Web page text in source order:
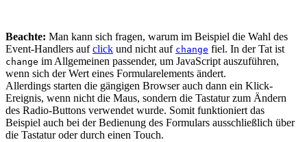
Beachte: Man kann sich fragen, warum im Beispiel die Wahl des
Event-Handlers aufclick und nicht auf change fiel. In der Tat ist
change im Allgemeinen passender, um JavaScript auszuführen,
wenn sich der Wert eines Formularelements ändert.
Allerdings starten die gängigen Browser auch dann ein Klick-
Ereignis, wenn nicht die Maus, sondern die Tastatur zum Ändern
des Radio-Buttons verwendet wurde. Somit funktioniert das
Beispiel auch bei der Bedienung des Formulars ausschließlich über
die Tastatur oder durch einen Touch.